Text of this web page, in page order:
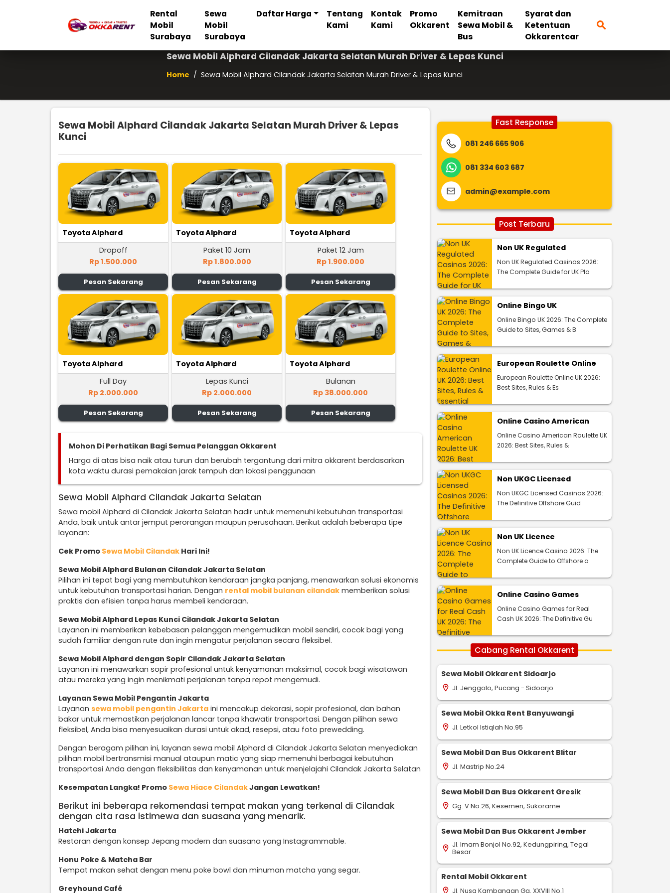
Rental
Mobil
Surabaya
Sewa
Mobil
Surabaya
Daftar Harga
Tentang
Kami
Kontak
Kami
Promo
Okkarent
Kemitraan
Sewa Mobil &
Bus
Syarat dan
Ketentuan
Okkarentcar
search
Sewa Mobil Alphard Cilandak Jakarta Selatan Murah Driver & Lepas Kunci
Home / Sewa Mobil Alphard Cilandak Jakarta Selatan Murah Driver & Lepas Kunci
Sewa Mobil Alphard Cilandak Jakarta Selatan Murah Driver & Lepas
Kunci
Toyota Alphard
Dropoff
Rp 1.500.000
Pesan Sekarang
Toyota Alphard
Paket 10 Jam
Rp 1.800.000
Pesan Sekarang
Toyota Alphard
Paket 12 Jam
Rp 1.900.000
Pesan Sekarang
Toyota Alphard
Full Day
Rp 2.000.000
Pesan Sekarang
Toyota Alphard
Lepas Kunci
Rp 2.000.000
Pesan Sekarang
Toyota Alphard
Bulanan
Rp 38.000.000
Pesan Sekarang
Mohon Di Perhatikan Bagi Semua Pelanggan Okkarent
Harga di atas bisa naik atau turun dan berubah tergantung dari mitra okkarent berdasarkan
kota waktu durasi pemakaian jarak tempuh dan lokasi penggunaan
Sewa Mobil Alphard Cilandak Jakarta Selatan
Sewa mobil Alphard di Cilandak Jakarta Selatan hadir untuk memenuhi kebutuhan transportasi
Anda, baik untuk antar jemput perorangan maupun perusahaan. Berikut adalah beberapa tipe
layanan:
Cek Promo Sewa Mobil Cilandak Hari Ini!
Sewa Mobil Alphard Bulanan Cilandak Jakarta Selatan
Pilihan ini tepat bagi yang membutuhkan kendaraan jangka panjang, menawarkan solusi ekonomis
untuk kebutuhan transportasi harian. Dengan rental mobil bulanan cilandak memberikan solusi
praktis dan efisien tanpa harus membeli kendaraan.
Sewa Mobil Alphard Lepas Kunci Cilandak Jakarta Selatan
Layanan ini memberikan kebebasan pelanggan mengemudikan mobil sendiri, cocok bagi yang
sudah familiar dengan rute dan ingin mengatur perjalanan secara fleksibel.
Sewa Mobil Alphard dengan Sopir Cilandak Jakarta Selatan
Layanan ini menawarkan sopir profesional untuk kenyamanan maksimal, cocok bagi wisatawan
atau mereka yang ingin menikmati perjalanan tanpa repot mengemudi.
Layanan Sewa Mobil Pengantin Jakarta
Layanan sewa mobil pengantin Jakarta ini mencakup dekorasi, sopir profesional, dan bahan
bakar untuk memastikan perjalanan lancar tanpa khawatir transportasi. Dengan pilihan sewa
fleksibel, Anda bisa menyesuaikan durasi untuk akad, resepsi, atau foto prewedding.
Dengan beragam pilihan ini, layanan sewa mobil Alphard di Cilandak Jakarta Selatan menyediakan
pilihan mobil bertransmisi manual ataupun matic yang siap memenuhi berbagai kebutuhan
transportasi Anda dengan fleksibilitas dan kenyamanan untuk menjelajahi Cilandak Jakarta Selatan
Kesempatan Langka! Promo Sewa Hiace CilandakJangan Lewatkan!
Berikut ini beberapa rekomendasi tempat makan yang terkenal di Cilandak
dengan cita rasa istimewa dan suasana yang menarik.
Hatchi Jakarta
Restoran dengan konsep Jepang modern dan suasana yang Instagrammable.
Honu Poke & Matcha Bar
Tempat makan sehat dengan menu poke bowl dan minuman matcha yang segar.
Greyhound Café
Fast Response
081 246 665 906
081 334 603 687
admin@example.com
Post Terbaru
Non UK Regulated
Non UK Regulated Casinos 2026:
The Complete Guide for UK Pla
Online Bingo UK
Online Bingo UK 2026: The Complete
Guide to Sites, Games & B
European Roulette Online
European Roulette Online UK 2026:
Best Sites, Rules & Es
Online Casino American
Online Casino American Roulette UK
2026: Best Sites, Rules &
Non UKGC Licensed
Non UKGC Licensed Casinos 2026:
The Definitive Offshore Guid
Non UK Licence
Non UK Licence Casino 2026: The
Complete Guide to Offshore a
Online Casino Games
Online Casino Games for Real
Cash UK 2026: The Definitive Gu
Cabang Rental Okkarent
Sewa Mobil Okkarent Sidoarjo
location_on Jl. Jenggolo, Pucang - Sidoarjo
Sewa Mobil Okka Rent Banyuwangi
location_on Jl. Letkol Istiqlah No.95
Sewa Mobil Dan Bus Okkarent Blitar
location_on Jl. Mastrip No.24
Sewa Mobil Dan Bus Okkarent Gresik
location_on Gg. V No.26, Kesemen, Sukorame
Sewa Mobil Dan Bus Okkarent Jember
location_on Jl. Imam Bonjol No.92, Kedungpiring, Tegal
Besar
Rental Mobil Okkarent
location_on Jl. Nusa Kambangan Gg. XXVIII No.1